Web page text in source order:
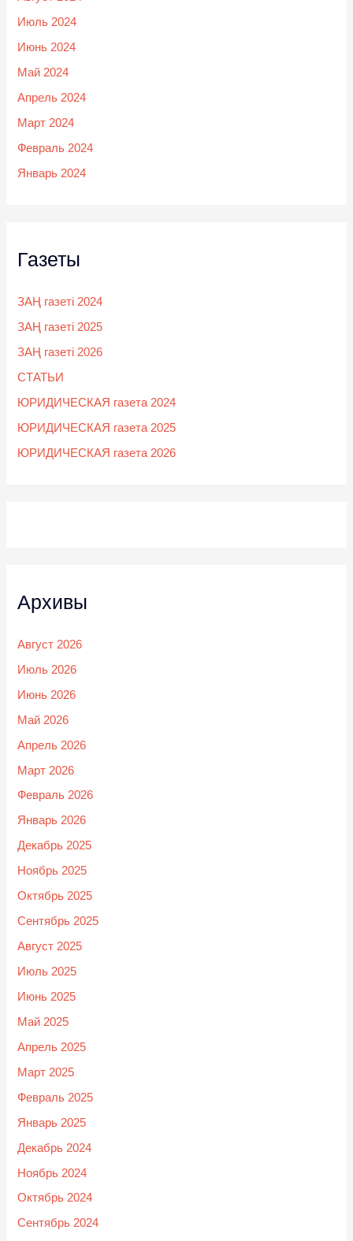
Июль 2024
Июнь 2024
Май 2024
Апрель 2024
Март 2024
Февраль 2024
Январь 2024
Газеты
ЗАҢ газеті 2024
ЗАҢ газеті 2025
ЗАҢ газеті 2026
СТАТЬИ
ЮРИДИЧЕСКАЯ газета 2024
ЮРИДИЧЕСКАЯ газета 2025
ЮРИДИЧЕСКАЯ газета 2026
Архивы
Август 2026
Июль 2026
Июнь 2026
Май 2026
Апрель 2026
Март 2026
Февраль 2026
Январь 2026
Декабрь 2025
Ноябрь 2025
Октябрь 2025
Сентябрь 2025
Август 2025
Июль 2025
Июнь 2025
Май 2025
Апрель 2025
Март 2025
Февраль 2025
Январь 2025
Декабрь 2024
Ноябрь 2024
Октябрь 2024
Сентябрь 2024